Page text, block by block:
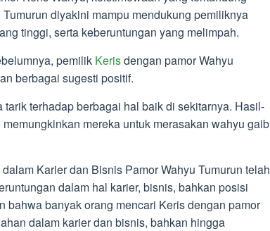
diyakini mampu mendukung pemiliknya
tinggi, serta keberuntungan yang melimpah.
pemilik Kerisdengan pamor Wahyu
berbagai sugesti positif.
terhadap berbagai hal baik di sekitarnya. Hasil-
mereka untuk merasakan wahyu gaib
Karier dan Bisnis Pamor Wahyu Tumurun telah
dalam hal karier, bisnis, bahkan posisi
bahwa banyak orang mencari Keris dengan pamor
dalam karier dan bisnis, bahkan hingga